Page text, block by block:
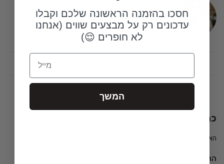
מתנה למקווה
כתיבת תגובה
האימייל לא יוצג באתר.
התגובה שלך
חסכו בהזמנה הראשונה שלכם וקבלו
עדכונים רק על מבצעים שווים (אנחנו
לא חופרים 😌)
Email
המשך